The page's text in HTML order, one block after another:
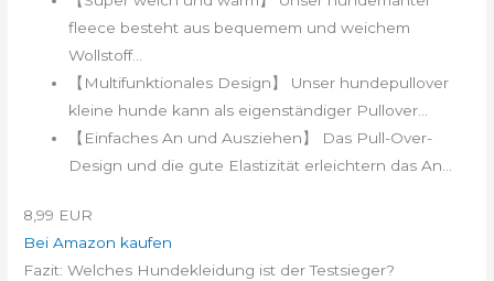
fleece besteht aus bequemem und weichem
Wollstoff...
【Multifunktionales Design】 Unser hundepullover
kleine hunde kann als eigenständiger Pullover...
【Einfaches An und Ausziehen】 Das Pull-Over-
Design und die gute Elastizität erleichtern das An...
8,99 EUR
Bei Amazon kaufen
Fazit: Welches Hundekleidung ist der Testsieger?